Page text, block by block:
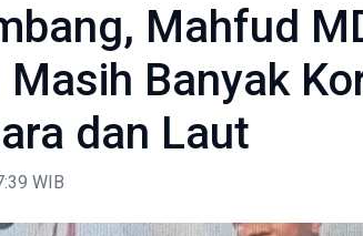
Mahfud
Banyak
dan Laut
WIB